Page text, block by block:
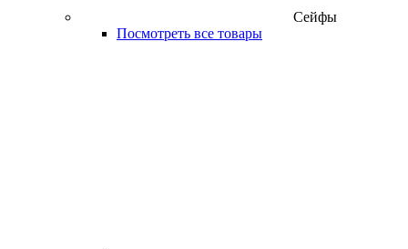
Сейфы
Посмотреть все товары